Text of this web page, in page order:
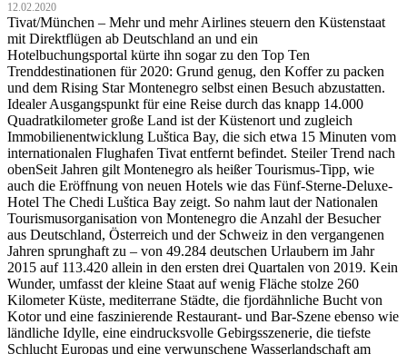
12.02.2020
Tivat/München – Mehr und mehr Airlines steuern den Küstenstaat
mit Direktflügen ab Deutschland an und ein
Hotelbuchungsportal kürte ihn sogar zu den Top Ten
Trenddestinationen für 2020: Grund genug, den Koffer zu packen
und dem Rising Star Montenegro selbst einen Besuch abzustatten.
Idealer Ausgangspunkt für eine Reise durch das knapp 14.000
Quadratkilometer große Land ist der Küstenort und zugleich
Immobilienentwicklung Luštica Bay, die sich etwa 15 Minuten vom
internationalen Flughafen Tivat entfernt befindet. Steiler Trend nach
obenSeit Jahren gilt Montenegro als heißer Tourismus-Tipp, wie
auch die Eröffnung von neuen Hotels wie das Fünf-Sterne-Deluxe-
Hotel The Chedi Luštica Bay zeigt. So nahm laut der Nationalen
Tourismusorganisation von Montenegro die Anzahl der Besucher
aus Deutschland, Österreich und der Schweiz in den vergangenen
Jahren sprunghaft zu – von 49.284 deutschen Urlaubern im Jahr
2015 auf 113.420 allein in den ersten drei Quartalen von 2019. Kein
Wunder, umfasst der kleine Staat auf wenig Fläche stolze 260
Kilometer Küste, mediterrane Städte, die fjordähnliche Bucht von
Kotor und eine faszinierende Restaurant- und Bar-Szene ebenso wie
ländliche Idylle, eine eindrucksvolle Gebirgsszenerie, die tiefste
Schlucht Europas und eine verwunschene Wasserlandschaft am